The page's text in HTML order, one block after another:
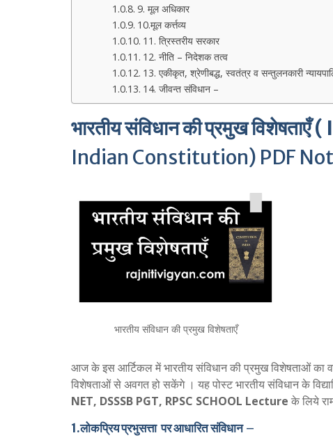
9. मूल अधिकार
10.मूल कर्त्तव्य
11. त्रिस्तरीय सरकार
12. नीति – निदेशक तत्व
13. एकीकृत, श्रेणीबद्ध, स्वतंत्र व सन्तुलनकारी
14. जीवन्त संविधान –
भारतीय संविधान की प्रमुख विशेषताएँ(
Indian Constitution) PDF
भारतीय संविधान की प्रमुख विशेषताएँ
आज के इस आर्टिकल में भारतीय संविधान की प्रमुख विशेषताओं का
विशेषताओं से अवगत हो सकेंगे । यह पोस्ट भारतीय संविधान के
NET, DSSSB PGT, RPSC SCHOOL Lecture के लिये
1.लोकप्रियप्रभुसत्ता पर आधारित संविधान–